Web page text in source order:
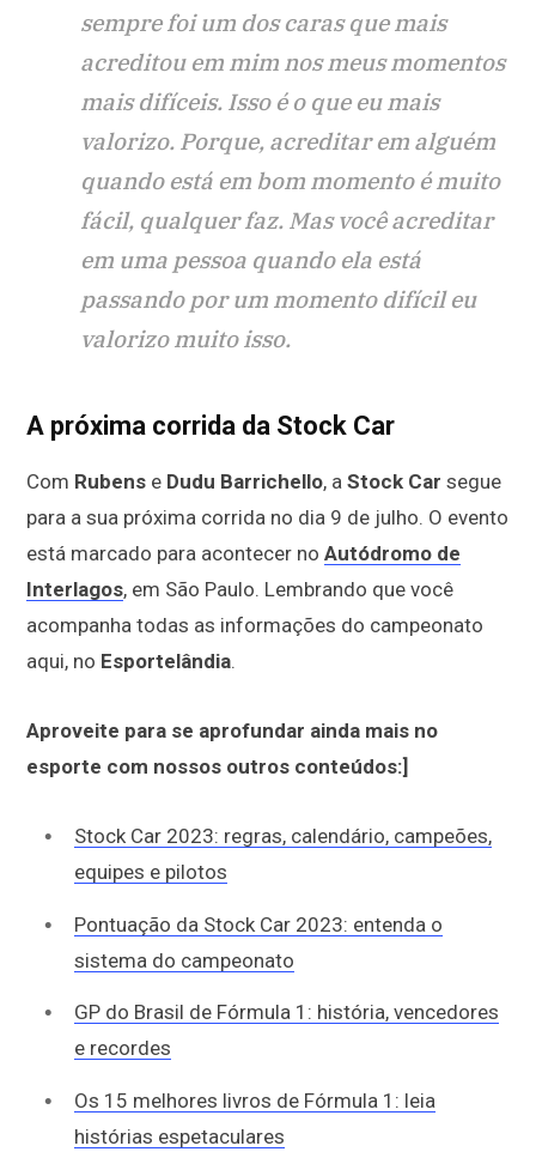
sempre foi um dos caras que mais
acreditou em mim nos meus momentos
mais difíceis. Isso é o que eu mais
valorizo. Porque, acreditar em alguém
quando está em bom momento é muito
fácil, qualquer faz. Mas você acreditar
em uma pessoa quando ela está
passando por um momento difícil eu
valorizo muito isso.
A próxima corrida da Stock Car
Com Rubens e Dudu Barrichello, a Stock Car segue
para a sua próxima corrida no dia 9 de julho. O evento
está marcado para acontecer no Autódromo de
Interlagos, em São Paulo. Lembrando que você
acompanha todas as informações do campeonato
aqui, no Esportelândia.
Aproveite para se aprofundar ainda mais no
esporte com nossos outros conteúdos:]
Stock Car 2023: regras, calendário, campeões,
equipes e pilotos
Pontuação da Stock Car 2023: entenda o
sistema do campeonato
GP do Brasil de Fórmula 1: história, vencedores
e recordes
Os 15 melhores livros de Fórmula 1: leia
histórias espetaculares